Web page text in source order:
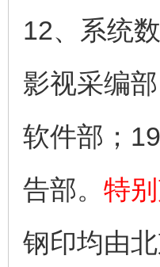
12、系统
影视采编
软件部；
告部。 特别
钢印均由